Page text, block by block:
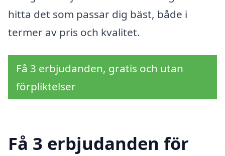
hitta det som passar dig bäst, både i
termer av pris och kvalitet.
Få 3 erbjudanden, gratis och utan
förpliktelser
Få 3 erbjudanden för